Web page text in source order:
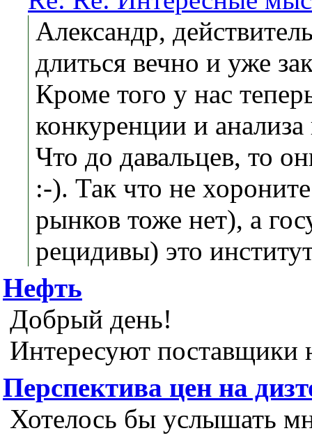
Александр,
длиться вечно и уже
Кроме того у нас
конкуренции и
Что до давальцев, то
:-). Так что не
рынков тоже нет), а
рецидивы) это
Нефть
Добрый день!
Интересуют поставщики
Перспектива цен на
Хотелось бы услышать